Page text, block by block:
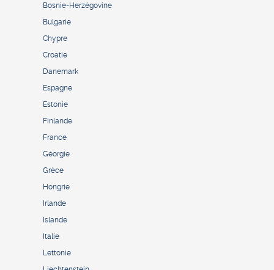
Bosnie-Herzégovine
Bulgarie
Chypre
Croatie
Danemark
Espagne
Estonie
Finlande
France
Géorgie
Grèce
Hongrie
Irlande
Islande
Italie
Lettonie